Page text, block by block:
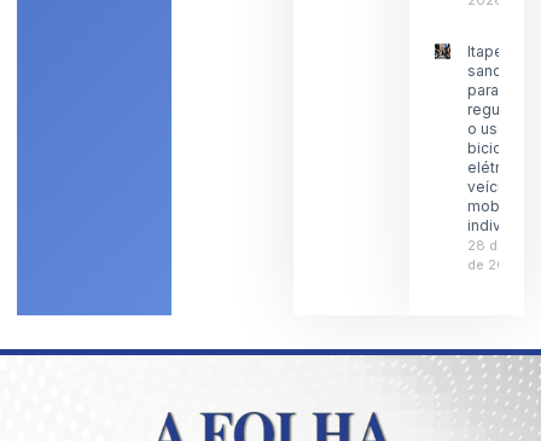
Itaperuna
sanciona
para
o uso de
bicicletas
elétricas
veículos
individual
28 de
de 2026